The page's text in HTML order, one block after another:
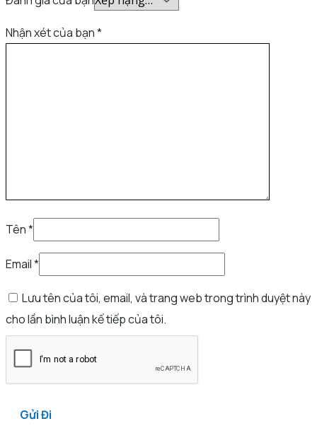
Nhận xét của bạn*
Tên*
Email*
Lưu tên của tôi, email, và trang web trong trình duyệt này
cho lần bình luận kế tiếp của tôi.